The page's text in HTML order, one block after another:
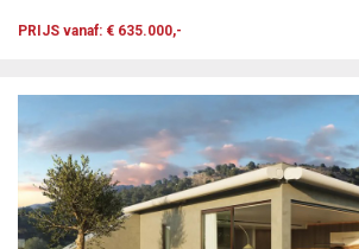
PRIJS vanaf: € 635.000,-